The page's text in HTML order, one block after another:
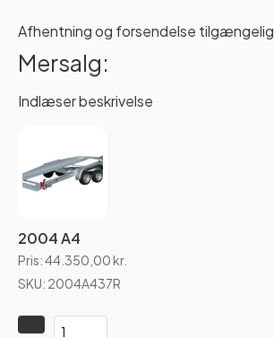
Afhentning og forsendelse tilgængelig
Mersalg:
Indlæser beskrivelse
2004 A4
Pris:44.350,00 kr.
SKU: 2004A437R